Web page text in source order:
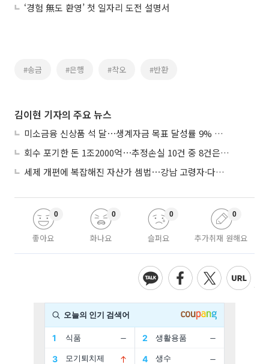
‘경험 無도 환영’ 첫 일자리 도전 설명서
#송금 #은행 #착오 #반환
김이현 기자의 주요 뉴스
미소금융 신상품 석 달⋯생계자금 목표 달성률 9% 그쳐
회수 포기한 돈 1조2000억⋯추정손실 10건 중 8건은 기업대출
세제 개편에 복잡해진 자산가 셈법⋯강남 고령자·다주택자 ‘자산재편 고심’
좋아요
0
화나요
0
슬퍼요
0
추가취재 원해요
0